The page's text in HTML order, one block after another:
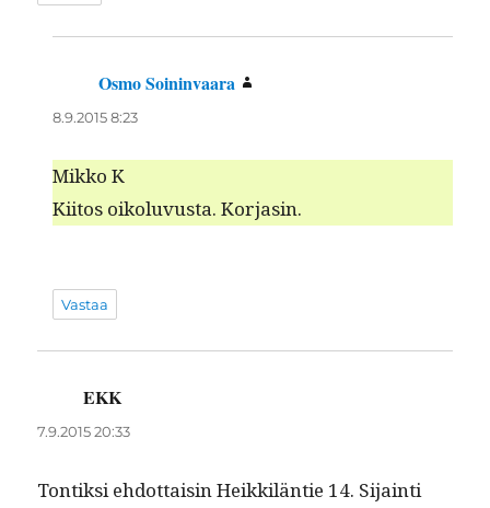
Osmo Soininvaara
8.9.2015 8:23
Mikko K
Kiitos oikolu­vus­ta. Korjasin.
Vastaa
EKK
7.9.2015 20:33
Ton­tik­si ehdot­taisin Heikkilän­tie 14. Sijain­ti